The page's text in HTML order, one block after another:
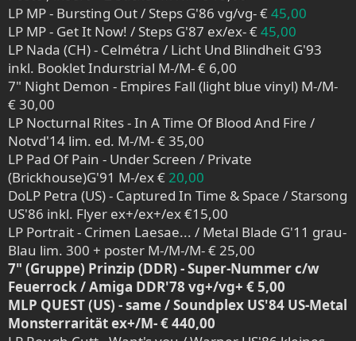
LP MP - Bursting Out / Steps G'86 vg/vg- €45,00
LP MP - Get It Now! / Steps G'87 ex/ex- €45,00
LP Nada (CH) - Celmétra / Licht Und Blindheit G'93
inkl. Booklet Indurstrial M-/M- € 6,00
7" Night Demon - Empires Fall (light blue vinyl) M-/M-
€ 30,00
LP Nocturnal Rites - In A Time Of Blood And Fire /
Notvd'14 lim. ed. M-/M- € 35,00
LP Pad Of Pain - Under Screen / Private
(Brickhouse)G'91 M-/ex € 20,00
DoLP Petra (US) - Captured In Time & Space / Starsong
US'86 inkl. Flyer ex+/ex+/ex €15,00
LP Portrait - Crimen Laesae... / Metal Blade G'11 grau-
Blau lim. 300 + poster M-/M-/M- € 25,00
7" (Gruppe) Prinzip (DDR) - Super-Nummer c/w
Feuerrock / Amiga DDR'78 vg+/vg+ € 5,00
MLP QUEST (US) - same / Soundplex US'84 US-Metal
Monsterrarität ex+/M- € 440,00